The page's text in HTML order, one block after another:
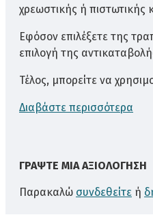
χρεωστικής ή πιστωτικής
Εφόσον επιλέξετε της
επιλογή της
Τέλος, μπορείτε να
Διαβάστε περισσότερα
ΓΡΆΨΤΕ ΜΙΑ ΑΞΙΟΛΌΓΗΣΗ
Παρακαλώ συνδεθείτε ή